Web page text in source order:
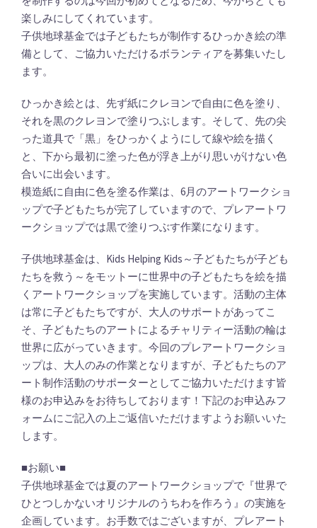
楽しみにしてくれています。
子供地球基金では子どもたちが制作するひっかき絵の準
備として、ご協力いただけるボランティアを募集いたし
ます。
ひっかき絵とは、先ず紙にクレヨンで自由に色を塗り、
それを黒のクレヨンで塗りつぶします。そして、先の尖
った道具で「黒」をひっかくようにして線や絵を描く
と、下から最初に塗った色が浮き上がり思いがけない色
合いに出会います。
模造紙に自由に色を塗る作業は、6月のアートワークショ
ップで子どもたちが完了していますので、プレアートワ
ークショップでは黒で塗りつぶす作業になります。
子供地球基金は、Kids Helping Kids～子どもたちが子ども
たちを救う～をモットーに世界中の子どもたちを絵を描
くアートワークショップを実施しています。活動の主体
は常に子どもたちですが、大人のサポートがあってこ
そ、子どもたちのアートによるチャリティー活動の輪は
世界に広がっていきます。今回のプレアートワークショ
ップは、大人のみの作業となりますが、子どもたちのア
ート制作活動のサポーターとしてご協力いただけます皆
様のお申込みをお待ちしております！下記のお申込みフ
ォームにご記入の上ご返信いただけますようお願いいた
します。
■お願い■
子供地球基金では夏のアートワークショップで『世界で
ひとつしかないオリジナルのうちわを作ろう』の実施を
企画しています。お手数ではございますが、プレアート